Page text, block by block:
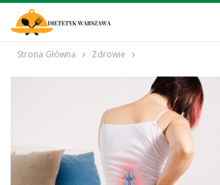
Strona Główna Zdrowie